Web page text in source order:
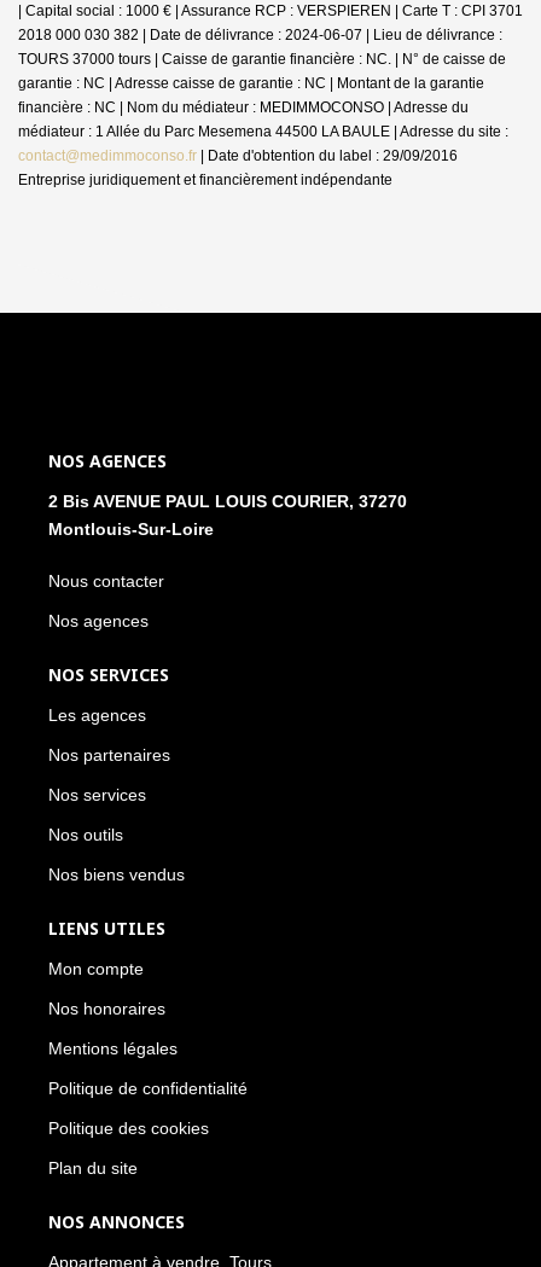
| Capital social : 1000 € | Assurance RCP : VERSPIEREN | Carte T : CPI 3701
2018 000 030 382 | Date de délivrance : 2024-06-07 | Lieu de délivrance :
TOURS 37000 tours | Caisse de garantie financière : NC. | N° de caisse de
garantie : NC | Adresse caisse de garantie : NC | Montant de la garantie
financière : NC | Nom du médiateur : MEDIMMOCONSO | Adresse du
médiateur : 1 Allée du Parc Mesemena 44500 LA BAULE | Adresse du site :
contact@medimmoconso.fr | Date d'obtention du label : 29/09/2016
Entreprise juridiquement et financièrement indépendante
NOS AGENCES
2 Bis AVENUE PAUL LOUIS COURIER, 37270
Montlouis-Sur-Loire
Nous contacter
Nos agences
NOS SERVICES
Les agences
Nos partenaires
Nos services
Nos outils
Nos biens vendus
LIENS UTILES
Mon compte
Nos honoraires
Mentions légales
Politique de confidentialité
Politique des cookies
Plan du site
NOS ANNONCES
Appartement à vendre, Tours